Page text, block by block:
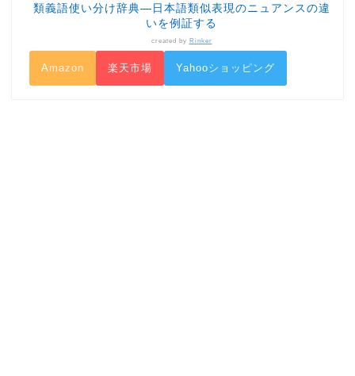
類義語使い分け辞典―日本語類似表現のニュアンスの違
いを例証する
created by Rinker
Amazon 楽天市場 Yahooショッピング